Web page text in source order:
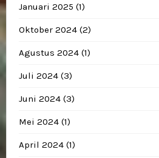
Januari 2025 (1)
Oktober 2024 (2)
Agustus 2024 (1)
Juli 2024 (3)
Juni 2024 (3)
Mei 2024 (1)
April 2024 (1)